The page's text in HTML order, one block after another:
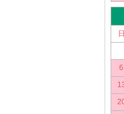
日
6